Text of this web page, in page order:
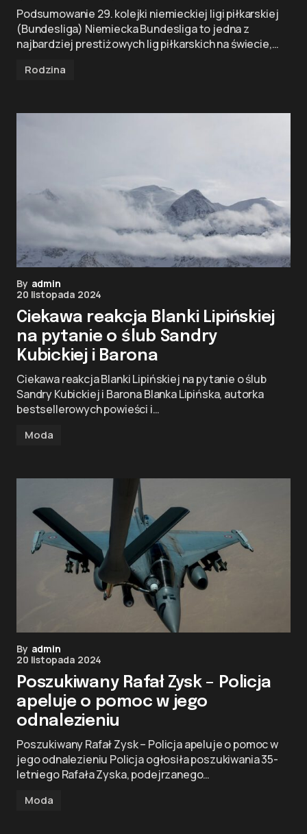
Podsumowanie 29. kolejki niemieckiej ligi piłkarskiej
(Bundesliga) Niemiecka Bundesliga to jedna z
najbardziej prestiżowych lig piłkarskich na świecie,…
Rodzina
By admin
20 listopada 2024
Ciekawa reakcja Blanki Lipińskiej
na pytanie o ślub Sandry
Kubickiej i Barona
Ciekawa reakcja Blanki Lipińskiej na pytanie o ślub
Sandry Kubickiej i Barona Blanka Lipińska, autorka
bestsellerowych powieści i…
Moda
By admin
20 listopada 2024
Poszukiwany Rafał Zysk – Policja
apeluje o pomoc w jego
odnalezieniu
Poszukiwany Rafał Zysk – Policja apeluje o pomoc w
jego odnalezieniu Policja ogłosiła poszukiwania 35-
letniego Rafała Zyska, podejrzanego…
Moda